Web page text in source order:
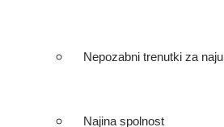
Nepozabni trenutki za naju
Najina spolnost